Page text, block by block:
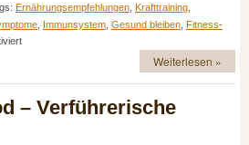
Ernährungsempfehlungen Krafttraining
Immunsystem Gesund bleiben Fitness-
für
Wellness:
und
Weiterlesen »
– Verführerische